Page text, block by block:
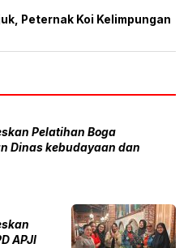
Peternak Koi Kelimpungan
Pelatihan Boga
Dinas kebudayaan dan
APJI